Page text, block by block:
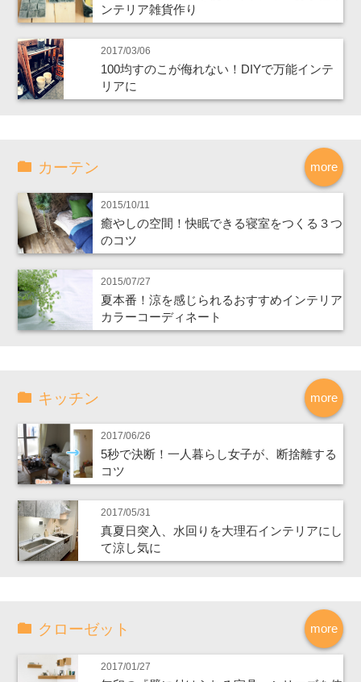
ンテリア雑貨作り
2017/03/06
100均すのこが侮れない！DIYで万能インテ
リアに
more
カーテン
2015/10/11
癒やしの空間！快眠できる寝室をつくる３つ
のコツ
2015/07/27
夏本番！涼を感じられるおすすめインテリア
カラーコーディネート
more
キッチン
2017/06/26
5秒で決断！一人暮らし女子が、断捨離する
コツ
2017/05/31
真夏日突入、水回りを大理石インテリアにし
て涼し気に
more
クローゼット
2017/01/27